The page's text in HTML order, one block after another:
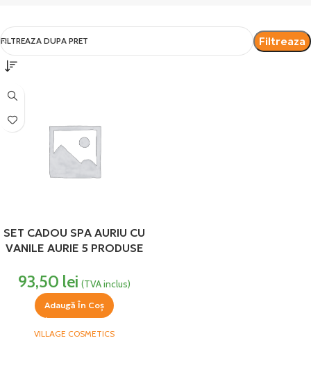
FILTREAZA DUPA PRET Filtreaza
SET CADOU SPA AURIU CU
VANILE AURIE 5 PRODUSE
93,50 lei (TVA inclus)
Adaugă În Coș
VILLAGE COSMETICS